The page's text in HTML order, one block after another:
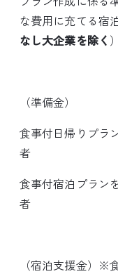
な費用に充てる宿
なし大企業を除く
（準備金）
食事付日帰りプラ
者
食事付宿泊プラ
者
（宿泊支援金）※